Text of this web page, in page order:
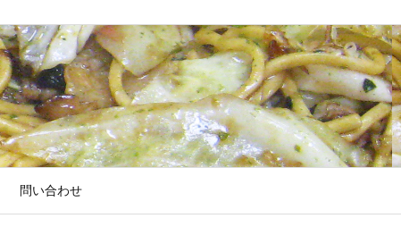
問い合わせ